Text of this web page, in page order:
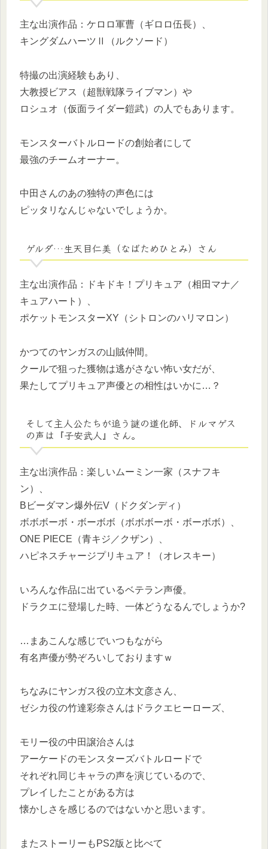
主な出演作品：ケロロ軍曹（ギロロ伍長）、
キングダムハーツⅡ（ルクソード）
特撮の出演経験もあり、
大教授ビアス（超獣戦隊ライブマン）や
ロシュオ（仮面ライダー鎧武）の人でもあります。
モンスターバトルロードの創始者にして
最強のチームオーナー。
中田さんのあの独特の声色には
ピッタリなんじゃないでしょうか。
ゲルダ…生天目仁美（なばためひとみ）さん
主な出演作品：ドキドキ！プリキュア（相田マナ／
キュアハート）、
ポケットモンスターXY（シトロンのハリマロン）
かつてのヤンガスの山賊仲間。
クールで狙った獲物は逃がさない怖い女だが、
果たしてプリキュア声優との相性はいかに…？
そして主人公たちが追う謎の道化師、ドルマゲス
の声は『子安武人』さん。
主な出演作品：楽しいムーミン一家（スナフキ
ン）、
Bビーダマン爆外伝V（ドクダンディ）
ボボボーボ・ボーボボ（ボボボーボ・ボーボボ）、
ONE PIECE（青キジ／クザン）、
ハピネスチャージプリキュア！（オレスキー）
いろんな作品に出ているベテラン声優。
ドラクエに登場した時、一体どうなるんでしょうか?
…まあこんな感じでいつもながら
有名声優が勢ぞろいしておりますｗ
ちなみにヤンガス役の立木文彦さん、
ゼシカ役の竹達彩奈さんはドラクエヒーローズ、
モリー役の中田譲治さんは
アーケードのモンスターズバトルロードで
それぞれ同じキャラの声を演じているので、
プレイしたことがある方は
懐かしさを感じるのではないかと思います。
またストーリーもPS2版と比べて